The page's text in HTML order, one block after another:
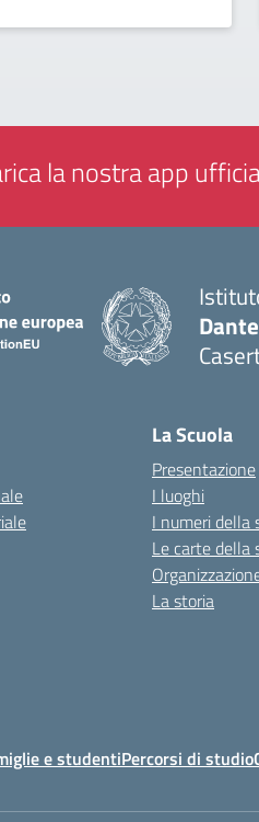
la nostra app
La Scuola
Presentazione
I luoghi
I numeri della
Le carte della
La storia
e studentiPercorsi di studio